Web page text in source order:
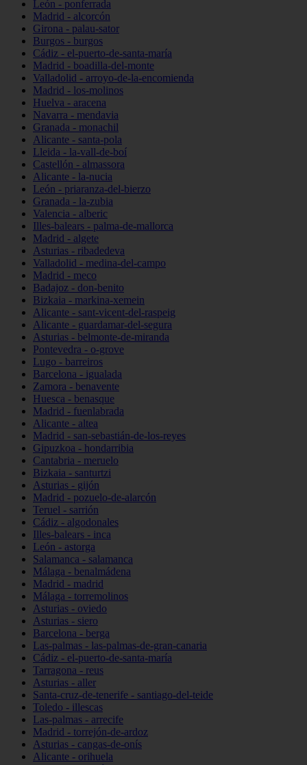
León - ponferrada
Madrid - alcorcón
Girona - palau-sator
Burgos - burgos
Cádiz - el-puerto-de-santa-maría
Madrid - boadilla-del-monte
Valladolid - arroyo-de-la-encomienda
Madrid - los-molinos
Huelva - aracena
Navarra - mendavia
Granada - monachil
Alicante - santa-pola
Lleida - la-vall-de-boí
Castellón - almassora
Alicante - la-nucia
León - priaranza-del-bierzo
Granada - la-zubia
Valencia - alberic
Illes-balears - palma-de-mallorca
Madrid - algete
Asturias - ribadedeva
Valladolid - medina-del-campo
Madrid - meco
Badajoz - don-benito
Bizkaia - markina-xemein
Alicante - sant-vicent-del-raspeig
Alicante - guardamar-del-segura
Asturias - belmonte-de-miranda
Pontevedra - o-grove
Lugo - barreiros
Barcelona - igualada
Zamora - benavente
Huesca - benasque
Madrid - fuenlabrada
Alicante - altea
Madrid - san-sebastián-de-los-reyes
Gipuzkoa - hondarribia
Cantabria - meruelo
Bizkaia - santurtzi
Asturias - gijón
Madrid - pozuelo-de-alarcón
Teruel - sarrión
Cádiz - algodonales
Illes-balears - inca
León - astorga
Salamanca - salamanca
Málaga - benalmádena
Madrid - madrid
Málaga - torremolinos
Asturias - oviedo
Asturias - siero
Barcelona - berga
Las-palmas - las-palmas-de-gran-canaria
Cádiz - el-puerto-de-santa-maría
Tarragona - reus
Asturias - aller
Santa-cruz-de-tenerife - santiago-del-teide
Toledo - illescas
Las-palmas - arrecife
Madrid - torrejón-de-ardoz
Asturias - cangas-de-onís
Alicante - orihuela